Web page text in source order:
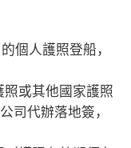
個人護照登船，
或其他國家護照
司代辦落地簽，